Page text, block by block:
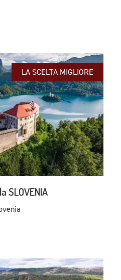
LA SCELTA MIGLIORE
SLOVENIA